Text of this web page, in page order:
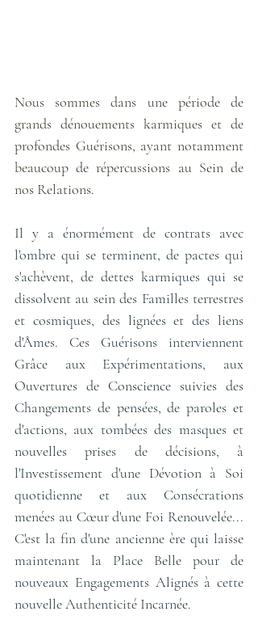
Nous sommes dans une période de
grands dénouements karmiques et de
profondes Guérisons, ayant notamment
beaucoup de répercussions au Sein de
nos Relations.
Il y a énormément de contrats avec
l'ombre qui se terminent, de pactes qui
s'achèvent, de dettes karmiques qui se
dissolvent au sein des Familles terrestres
et cosmiques, des lignées et des liens
d'Âmes. Ces Guérisons interviennent
Grâce aux Expérimentations, aux
Ouvertures de Conscience suivies des
Changements de pensées, de paroles et
d'actions, aux tombées des masques et
nouvelles prises de décisions, à
l'Investissement d'une Dévotion à Soi
quotidienne et aux Consécrations
menées au Cœur d'une Foi Renouvelée...
C'est la fin d'une ancienne ère qui laisse
maintenant la Place Belle pour de
nouveaux Engagements Alignés à cette
nouvelle Authenticité Incarnée.